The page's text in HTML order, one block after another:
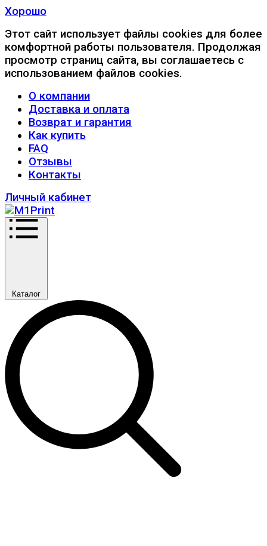
Хорошо
Этот сайт использует файлы cookies для более
комфортной работы пользователя. Продолжая
просмотр страниц сайта, вы соглашаетесь с
использованием файлов cookies.
О компании
Доставка и оплата
Возврат и гарантия
Как купить
FAQ
Отзывы
Контакты
Личный кабинет
Каталог